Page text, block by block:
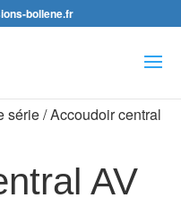
bollene.fr
série / Accoudoir central
AV